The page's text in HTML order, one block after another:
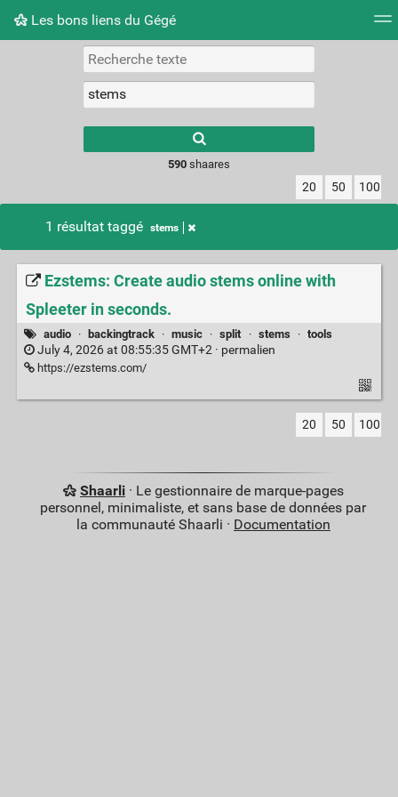
Les bons liens du Gégé
Nuage de tags Quotidien
results.
590shaares
20 50 100
1 résultat taggé stems
Ezstems: Create audio stems online with
Spleeter in seconds.
audio · backingtrack · music · split · stems · tools
July 4, 2026 at 08:55:35 GMT+2 · permalien
https://ezstems.com/
20 50 100
Shaarli· Le gestionnaire de marque-pages
personnel, minimaliste, et sans base de données par
la communauté Shaarli · Documentation